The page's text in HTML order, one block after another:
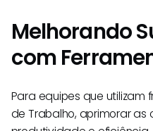
Melhorando
com
Para equipes que
de Trabalho, aprimorar